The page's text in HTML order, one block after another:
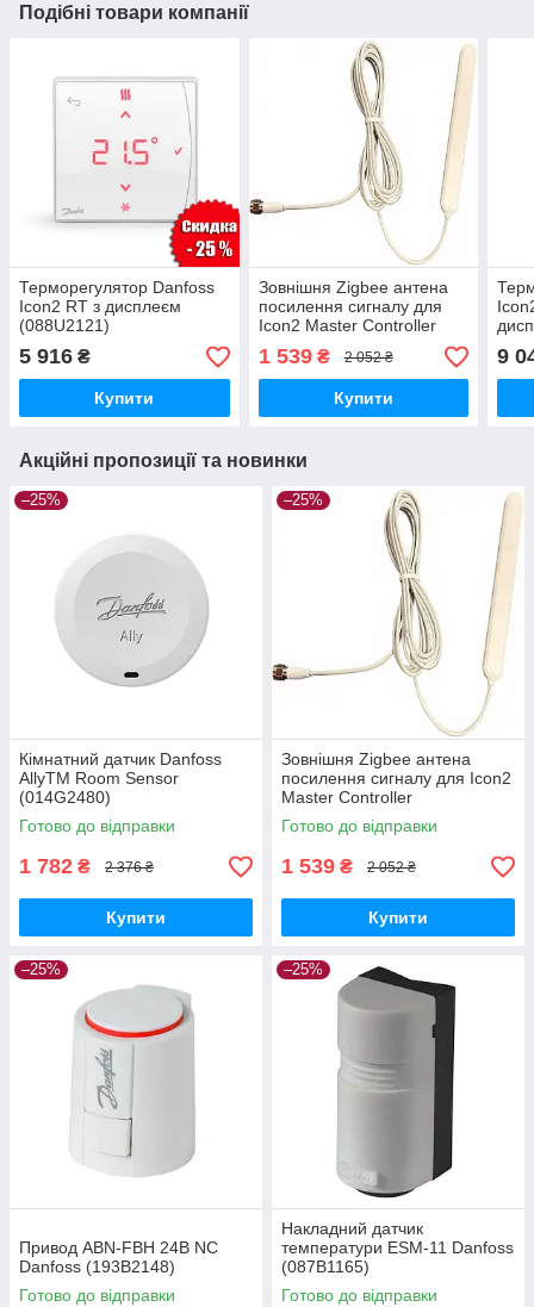
Подібні товари компанії
Терморегулятор Danfoss
Icon2 RT з дисплеєм
(088U2121)
5 916 ₴
Купити
Зовнішня Zigbee антена
посилення сигналу для
Icon2 Master Controller
Basic/Advanced Danfoss
(088U2141)
1 539₴ 2 052 ₴
Купити
9
Акційні пропозиції та новинки
–25%
Кімнатний датчик Danfoss
AllyTM Room Sensor
(014G2480)
Готово до відправки
1 782 ₴ 2 376 ₴
Купити
–25%
Зовнішня Zigbee антена
посилення сигналу для Icon2
Master Controller
Basic/Advanced Danfoss
(088U2141)
Готово до відправки
1 539 ₴ 2 052 ₴
Купити
–25%
Привод ABN-FBH 24В NC
Danfoss (193B2148)
Готово до відправки
–25%
Накладний датчик
температури ESM-11 Danfoss
(087B1165)
Готово до відправки